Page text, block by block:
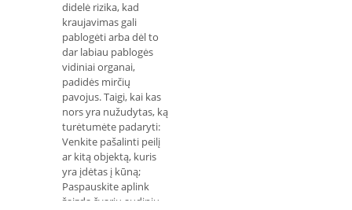
didelė rizika, kad
kraujavimas gali
pablogėti arba dėl to
dar labiau pablogės
vidiniai organai,
padidės mirčių
pavojus. Taigi, kai kas
nors yra nužudytas, ką
turėtumėte padaryti:
Venkite pašalinti peilį
ar kitą objektą, kuris
yra įdėtas į kūną;
Paspauskite aplink
žaizdą švariu audiniu,